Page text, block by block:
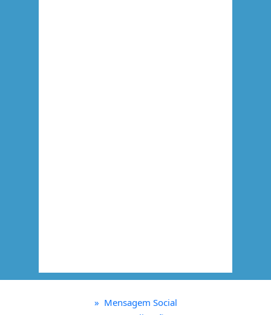
» Mensagem Social